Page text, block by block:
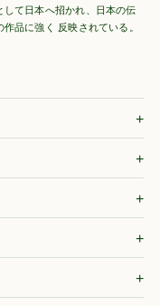
て日本へ招かれ、日本の伝
品に強く 反映されている。